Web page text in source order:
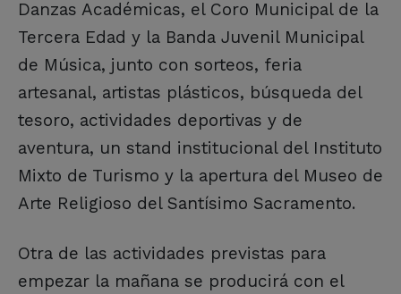
Danzas Académicas, el Coro Municipal de la
Tercera Edad y la Banda Juvenil Municipal
de Música, junto con sorteos, feria
artesanal, artistas plásticos, búsqueda del
tesoro, actividades deportivas y de
aventura, un stand institucional del Instituto
Mixto de Turismo y la apertura del Museo de
Arte Religioso del Santísimo Sacramento.
Otra de las actividades previstas para
empezar la mañana se producirá con el